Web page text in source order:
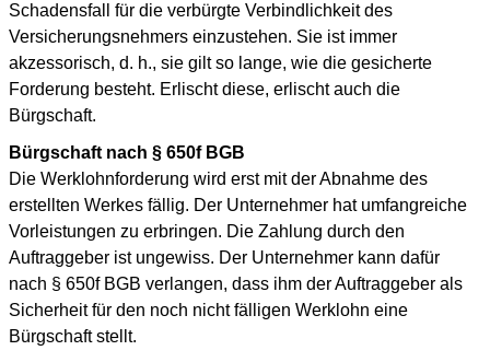
Schadensfall für die verbürgte Verbindlichkeit des
Versicherungsnehmers einzustehen. Sie ist immer
akzessorisch, d. h., sie gilt so lange, wie die gesicherte
Forderung besteht. Erlischt diese, erlischt auch die
Bürgschaft.
Bürgschaft nach § 650f BGB
Die Werklohnforderung wird erst mit der Abnahme des
erstellten Werkes fällig. Der Unternehmer hat umfangreiche
Vorleistungen zu erbringen. Die Zahlung durch den
Auftraggeber ist ungewiss. Der Unternehmer kann dafür
nach § 650f BGB verlangen, dass ihm der Auftraggeber als
Sicherheit für den noch nicht fälligen Werklohn eine
Bürgschaft stellt.